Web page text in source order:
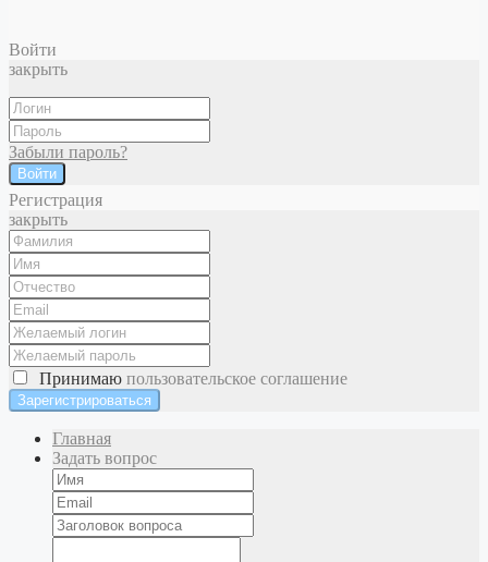
Войти
закрыть
Забыли пароль?
Войти
Регистрация
закрыть
Принимаю пользовательское соглашение
Главная
Задать вопрос